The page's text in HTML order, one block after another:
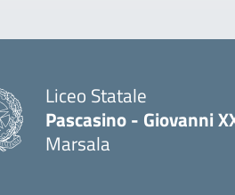
Liceo Statale
Pascasino - Giovanni
Marsala